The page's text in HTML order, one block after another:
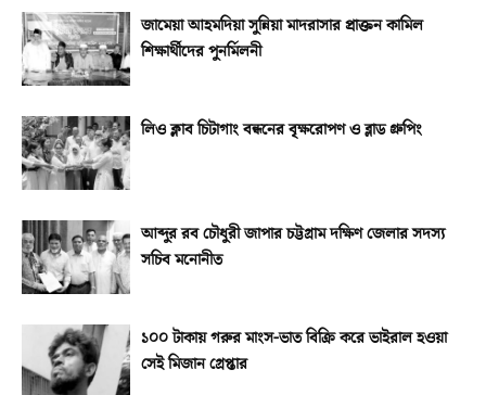
জামেয়া আহমদিয়া সুন্নিয়া মাদরাসার প্রাক্তন কামিল
শিক্ষার্থীদের পুনর্মিলনী
লিও ক্লাব চিটাগাং বন্ধনের বৃক্ষরোপণ ও ব্লাড গ্রুপিং
আব্দুর রব চৌধুরী জাপার চট্টগ্রাম দক্ষিণ জেলার সদস্য
সচিব মনোনীত
১০০ টাকায় গরুর মাংস-ভাত বিক্রি করে ভাইরাল হওয়া
সেই মিজান গ্রেপ্তার